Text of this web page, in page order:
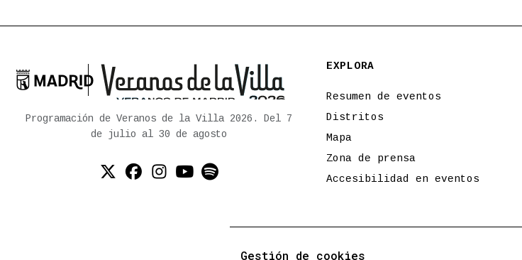
Gestión de cookies

Ayuntamiento de Madrid
Programación de Veranos de la Villa 2026. Del 7
de julio al 30 de agosto
Twitter (X)
Facebook
Instagram
YouTube
Spotify
EXPLORA
Resumen de eventos
Distritos
Mapa
Zona de prensa
Accesibilidad en eventos